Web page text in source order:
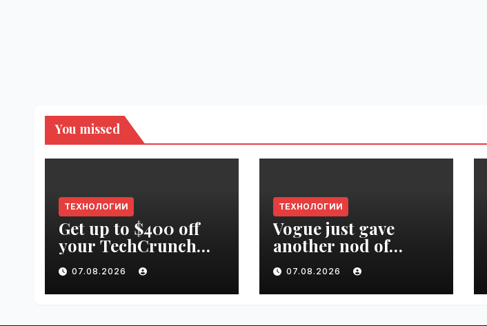
You missed
ТЕХНОЛОГИИ
Get up to $400 off
your TechCrunch
Disrupt 2026 pass
until tomorrow |
VseTime.ru
07.08.2026
ТЕХНОЛОГИИ
Vogue just gave
another nod of
approval to the tech
world | VseTime.ru
07.08.2026